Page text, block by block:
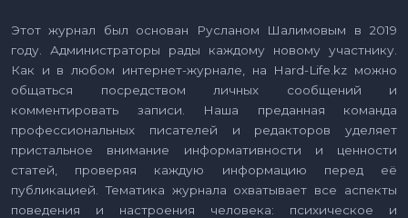
Этот журнал был основан Русланом Шалимовым в 2019
году. Администраторы рады каждому новому участнику.
Как и в любом интернет-журнале, на Hard-Life.kz можно
общаться посредством личных сообщений и
комментировать записи. Наша преданная команда
профессиональных писателей и редакторов уделяет
пристальное внимание информативности и ценности
статей, проверяя каждую информацию перед её
публикацией. Тематика журнала охватывает все аспекты
поведения и настроения человека: психическое и